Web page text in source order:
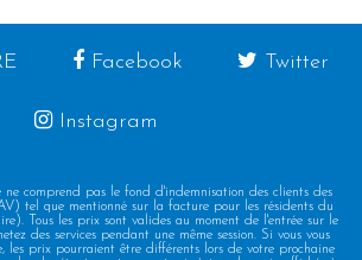
Facebook Twitter
Instagram
comprend pas le fond d'indemnisation des clients des
tel que mentionné sur la facture pour les résidents du
Tous les prix sont valides au moment de l'entrée sur le
des services pendant une même session. Si vous vous
les prix pourraient être différents lors de votre prochaine